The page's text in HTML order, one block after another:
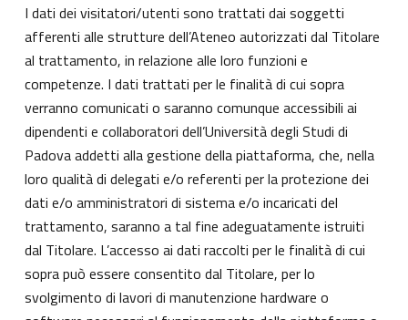
I dati dei visitatori/utenti sono trattati dai soggetti
afferenti alle strutture dell’Ateneo autorizzati dal Titolare
al trattamento, in relazione alle loro funzioni e
competenze. I dati trattati per le finalità di cui sopra
verranno comunicati o saranno comunque accessibili ai
dipendenti e collaboratori dell’Università degli Studi di
Padova addetti alla gestione della piattaforma, che, nella
loro qualità di delegati e/o referenti per la protezione dei
dati e/o amministratori di sistema e/o incaricati del
trattamento, saranno a tal fine adeguatamente istruiti
dal Titolare. L’accesso ai dati raccolti per le finalità di cui
sopra può essere consentito dal Titolare, per lo
svolgimento di lavori di manutenzione hardware o